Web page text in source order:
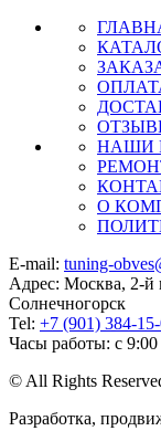
НАШИ
О
E-mail: tuning-
Адрес: Москва, 2-й
Солнечногорск
Tel: +7 (901) 384-
Часы работы: с 9:00
© All Rights
Разработка,